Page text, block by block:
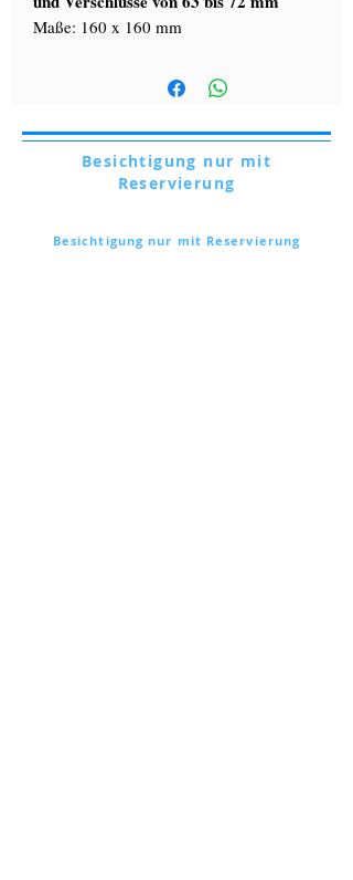
Maße: 160 x 160 mm
Besichtigung nur mit Reservierung
Besichtigung nur mit
Reservierung